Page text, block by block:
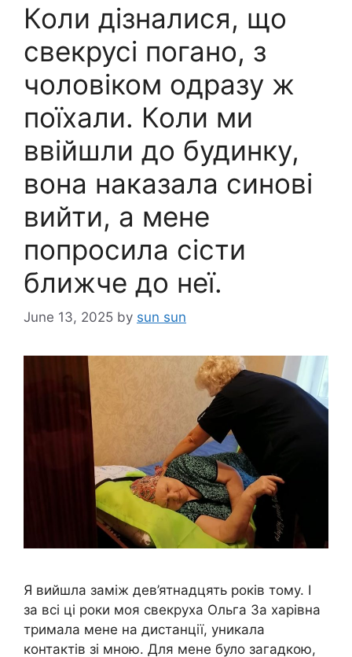
Коли дізналися, що
свекрусі погано, з
чоловіком одразу ж
поїхали. Коли ми
ввійшли до будинку,
вона наказала синові
вийти, а мене
попросила сісти
ближче до неї.
June 13, 2025 by sun sun
Я вийшла заміж дев’ятнадцять років тому. І
за всі ці роки моя свекруха Ольга За харівна
тримала мене на дистанції, уникала
контактів зі мною. Для мене було загадкою,